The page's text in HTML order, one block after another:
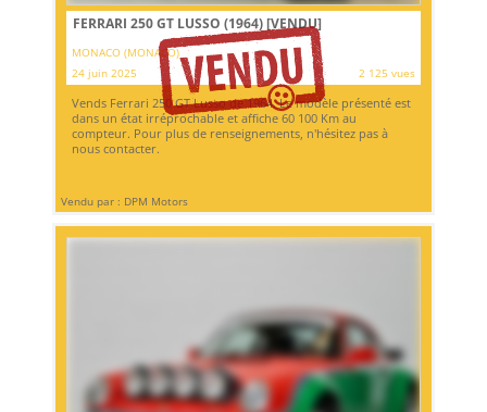
FERRARI 250 GT LUSSO (1964)[VENDU]
MONACO (MONACO)
24 juin 2025
2 125 vues
Vends Ferrari 250 GT Lusso de 1964. Le modèle présenté est
dans un état irréprochable et affiche 60 100 Km au
compteur. Pour plus de renseignements, n'hésitez pas à
nous contacter.
Vendu par : DPM Motors